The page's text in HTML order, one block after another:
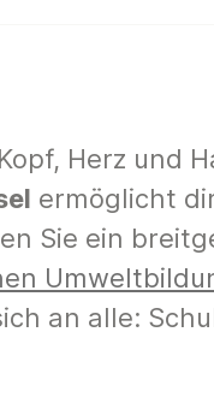
Herz und
ermöglicht
Sie ein
an alle: